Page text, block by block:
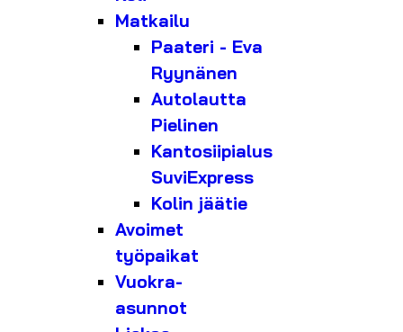
Matkailu
Paateri - Eva
Ryynänen
Autolautta
Pielinen
Kantosiipialus
SuviExpress
Kolin jäätie
Avoimet
työpaikat
Vuokra-
asunnot